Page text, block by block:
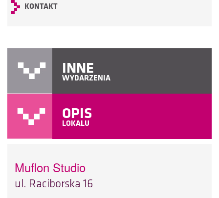
KONTAKT
INNE
WYDARZENIA
OPIS
LOKALU
Muflon Studio
ul. Raciborska 16